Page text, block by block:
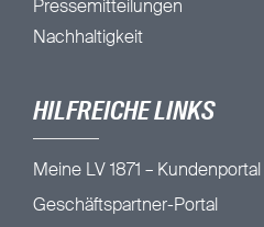
Pressemitteilungen
Nachhaltigkeit
HILFREICHE LINKS
Meine LV 1871 – Kundenportal
Geschäftspartner-Portal